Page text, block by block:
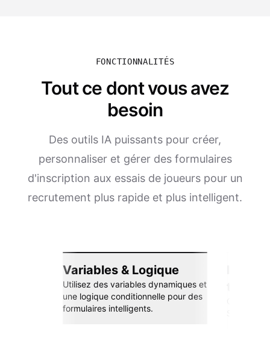
FONCTIONNALITÉS
Tout ce dont vous avez
besoin
Des outils IA puissants pour créer,
personnaliser et gérer des formulaires
d'inscription aux essais de joueurs pour un
recrutement plus rapide et plus intelligent.
Variables & Logique
Utilisez des variables dynamiques et
une logique conditionnelle pour des
formulaires intelligents.